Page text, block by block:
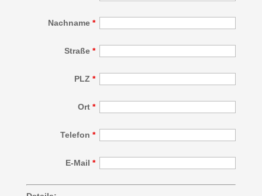
Nachname*
Straße*
PLZ*
Ort*
Telefon*
E-Mail*